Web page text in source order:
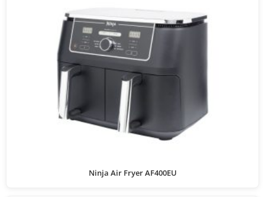
Ninja Air Fryer AF400EU